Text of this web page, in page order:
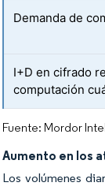
Demanda de
I+D en cifrado
computación
Fuente: Mordor
Aumento en los
Los volúmenes